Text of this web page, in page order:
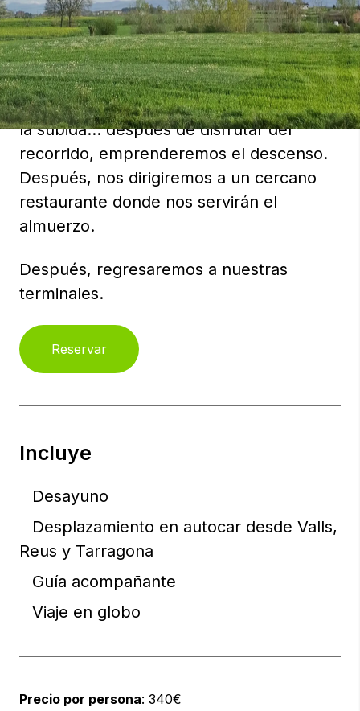
aéreas que nos proporciona este medio.
Primero veremos cómo preparan los
globos, nos acomodaremos en los
diferentes “vehículos” y emprenderemos
la subida… después de disfrutar del
recorrido, emprenderemos el descenso.
Después, nos dirigiremos a un cercano
restaurante donde nos servirán el
almuerzo.
Después, regresaremos a nuestras
terminales.
Reservar
Incluye
Desayuno
Desplazamiento en autocar desde Valls,
Reus y Tarragona
Guía acompañante
Viaje en globo
Precio por persona: 340€